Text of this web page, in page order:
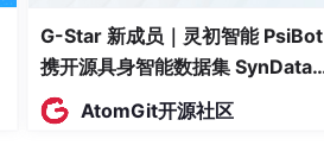
剩余天数
G-Star 新成员｜灵初智能 PsiBot
携开源具身智能数据集 SynData
入驻 AtomGit
AtomGit开源社区